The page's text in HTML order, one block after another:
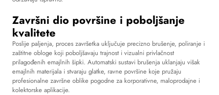
Završni dio površine i poboljšanje
kvalitete
Poslije paljenja, proces završetka uključuje precizno brušenje, poliranje i
zaštitne obloge koji poboljšavaju trajnost i vizualni privlačnost
prilagođenih emajlnih šipki. Automatski sustavi brušenja uklanjaju višak
emajlnih materijala i stvaraju glatke, ravne površine koje pružaju
profesionalne završne oblike pogodne za korporativne, maloprodajne i
kolektorske aplikacije.